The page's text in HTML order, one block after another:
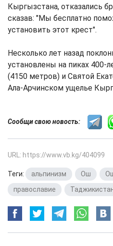
Кыргызстана, отказались
сказав: "Мы бесплатно
установить этот крест".
Несколько лет назад
установлены на пиках 400-
(4150 метров) и Святой
Ала-Арчинском ущелье
Сообщи свою новость:
URL: https://www.vb.kg/404099
Теги: альпинизм Ош
православие